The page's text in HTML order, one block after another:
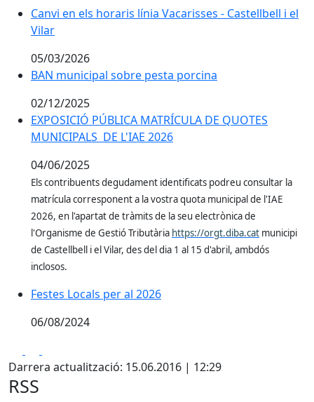
Canvi en els horaris línia Vacarisses - Castellbell i el
Vilar
05/03/2026
BAN municipal sobre pesta porcina
02/12/2025
EXPOSICIÓ PÚBLICA MATRÍCULA DE QUOTES
MUNICIPALS DE L'IAE 2026
04/06/2025
Els contribuents degudament identificats podreu consultar la
matrícula corresponent a la vostra quota municipal de l'IAE
2026, en l'apartat de tràmits de la seu electrònica de
l'Organisme de Gestió Tributària https://orgt.diba.cat municipi
de Castellbell i el Vilar, des del dia 1 al 15 d'abril, ambdós
inclosos.
Festes Locals per al 2026
06/08/2024
Darrera actualització: 15.06.2016 | 12:29
RSS